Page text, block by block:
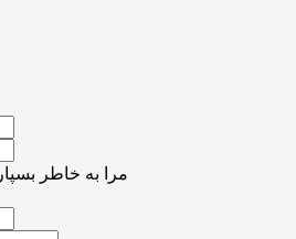
مرا به خاطر بسپار